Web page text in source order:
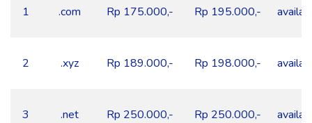
1 .com Rp 175.000,- Rp 195.000,-
2 .xyz Rp 189.000,- Rp 198.000,-
3 .net Rp 250.000,- Rp 250.000,-